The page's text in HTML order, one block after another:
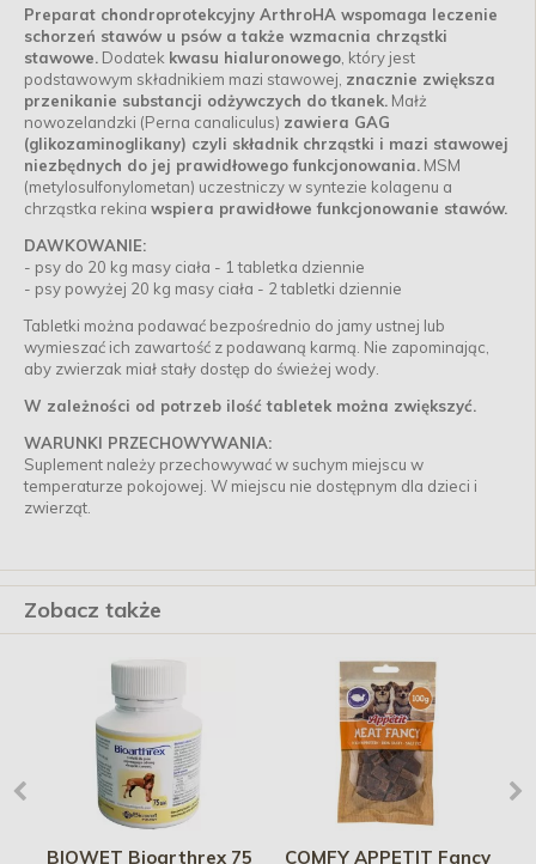
Preparat chondroprotekcyjny ArthroHA wspomaga leczenie
schorzeń stawów u psów a także wzmacnia chrząstki
stawowe. Dodatek kwasu hialuronowego , który jest
podstawowym składnikiem mazi stawowej, znacznie zwiększa
przenikanie substancji odżywczych do tkanek. Małż
nowozelandzki (Perna canaliculus) zawiera GAG
(glikozaminoglikany) czyli składnik chrząstki i mazi stawowej
niezbędnych do jej prawidłowego funkcjonowania. MSM
(metylosulfonylometan) uczestniczy w syntezie kolagenu a
chrząstka rekina wspiera prawidłowe funkcjonowanie stawów.
DAWKOWANIE:
- psy do 20 kg masy ciała - 1 tabletka dziennie
- psy powyżej 20 kg masy ciała - 2 tabletki dziennie
Tabletki można podawać bezpośrednio do jamy ustnej lub
wymieszać ich zawartość z podawaną karmą. Nie zapominając,
aby zwierzak miał stały dostęp do świeżej wody.
W zależności od potrzeb ilość tabletek można zwiększyć.
WARUNKI PRZECHOWYWANIA:
Suplement należy przechowywać w suchym miejscu w
temperaturze pokojowej. W miejscu nie dostępnym dla dzieci i
zwierząt.
Zobacz także
BIOWET Bioarthrex 75
COMFY APPETIT Fancy